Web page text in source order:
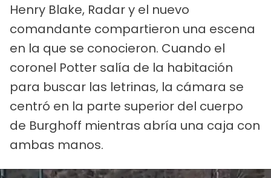
Henry Blake, Radar y el nuevo
comandante compartieron una escena
en la que se conocieron. Cuando el
coronel Potter salía de la habitación
para buscar las letrinas, la cámara se
centró en la parte superior del cuerpo
de Burghoff mientras abría una caja con
ambas manos.